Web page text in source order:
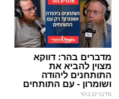
מדברים בהר: דווקא
מצוין להביא את
התותחנים ליהודה
ושומרון - עם התותחים
מדברים בהר